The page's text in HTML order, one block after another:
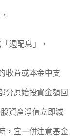
週配息」，
收益或本金中支
分原始投資金額回
資產淨值立即減
，宜一併注意基金